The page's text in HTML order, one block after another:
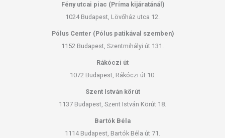
Fény utcai piac (Príma kijáratánál)
1024 Budapest, Lövőház utca 12.
Pólus Center (Pólus patikával szemben)
1152 Budapest, Szentmihályi út 131.
Rákóczi út
1072 Budapest, Rákóczi út 10.
Szent István körút
1137 Budapest, Szent István Körút 18.
Bartók Béla
1114 Budapest, Bartók Béla út 71.